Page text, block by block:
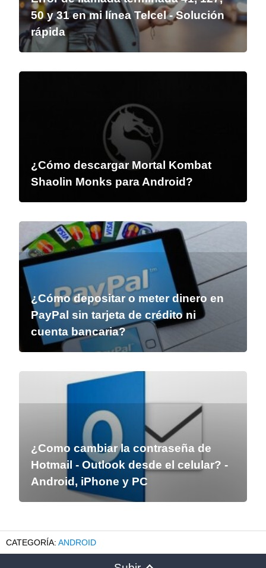
50 y 31 en mi línea Telcel - Solución
rápida
¿Cómo descargar Mortal Kombat
Shaolin Monks para Android?
¿Cómo depositar o meter dinero en
PayPal sin tarjeta de crédito ni
cuenta bancaria?
¿Como cambiar la contraseña de
Hotmail - Outlook desde el celular? -
Android, iPhone y PC
ANDROID